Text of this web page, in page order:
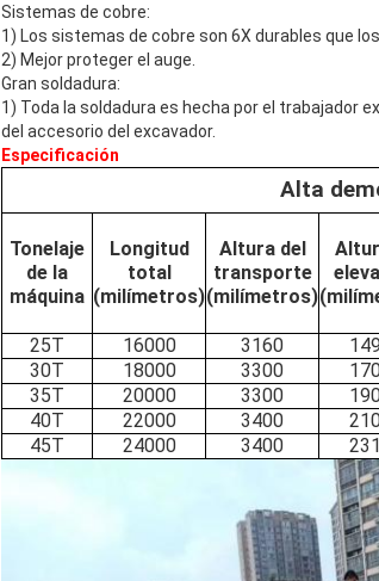
Sistemas de cobre:
1) Los sistemas de cobre son 6X durables que
2) Mejor proteger el auge.
Gran soldadura:
1) Toda la soldadura es hecha por el trabajador
del accesorio del excavador.
Especificación
Alta
Tonelaje
de la
máquina
Longitud
total
(milímetros)
Altura del
transporte
(milímetros)
25T
16000 3160
30T
18000 3300
35T
20000 3300
40T
22000 3400
45T
24000 3400